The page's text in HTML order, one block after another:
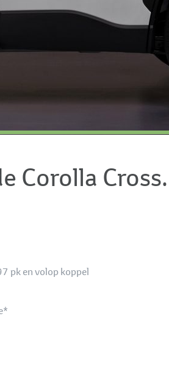
Corolla Cross.
pk en volop koppel